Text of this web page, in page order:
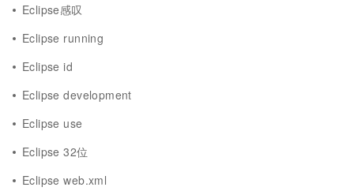
Eclipse感叹
Eclipse running
Eclipse id
Eclipse development
Eclipse use
Eclipse 32位
Eclipse web.xml